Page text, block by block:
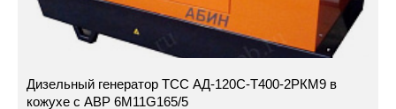
Дизельный генератор ТСС АД-120С-Т400-2РКМ9 в
кожухе с АВР 6M11G165/5